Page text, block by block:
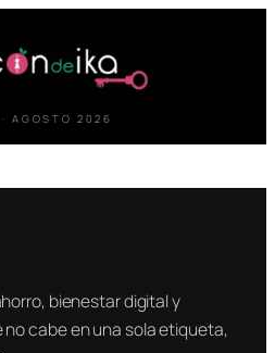
AGOSTO 2026
bienestar digital y
cabe en una sola etiqueta,